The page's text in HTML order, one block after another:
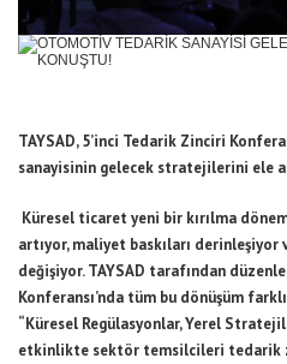
TAYSAD, 5’inci Tedarik Zinciri
sanayisinin gelecek stratejilerini ele
Küresel ticaret yeni bir kırılma
artıyor, maliyet baskıları derinleşiyor
değişiyor. TAYSAD tarafından
Konferansı’nda tüm bu dönüşüm farklı
“Küresel Regülasyonlar, Yerel
etkinlikte sektör temsilcileri tedarik